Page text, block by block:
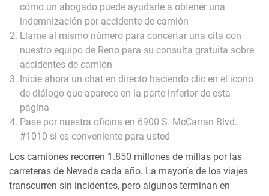
cómo un abogado puede ayudarle a obtener una
indemnización por accidente de camión
Llame al mismo número para concertar una cita con
nuestro equipo de Reno para su consulta gratuita sobre
accidentes de camión
Inicie ahora un chat en directo haciendo clic en el icono
de diálogo que aparece en la parte inferior de esta
página
Pase por nuestra oficina en 6900 S. McCarran Blvd.
#1010 si es conveniente para usted
Los camiones recorren 1.850 millones de millas por las
carreteras de Nevada cada año. La mayoría de los viajes
transcurren sin incidentes, pero algunos terminan en